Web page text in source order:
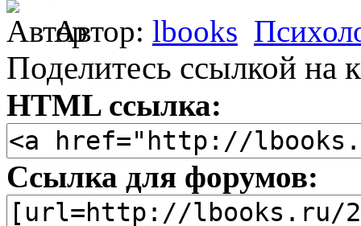
Автор: lbooks
Поделитесь ссылкой на
HTML ссылка:
Ссылка для форумов: